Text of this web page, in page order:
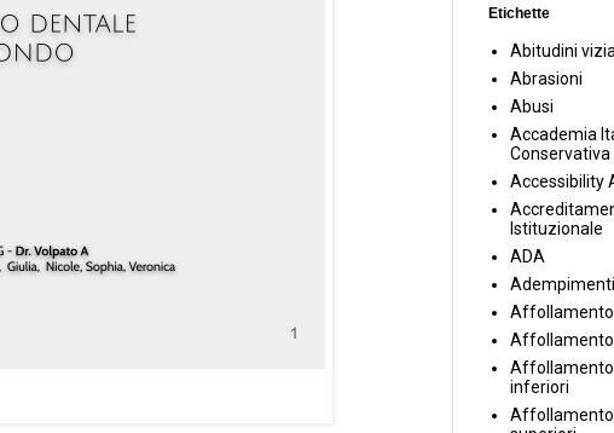
Etichette
Abitudini
Abrasioni
Abusi
Accademia
Conservativa
Accessibility
Istituzionale
ADA
Adempimenti
Affollamento
inferiori
Affollamento